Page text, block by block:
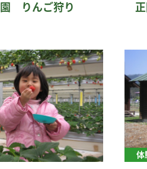
りんご狩り
体